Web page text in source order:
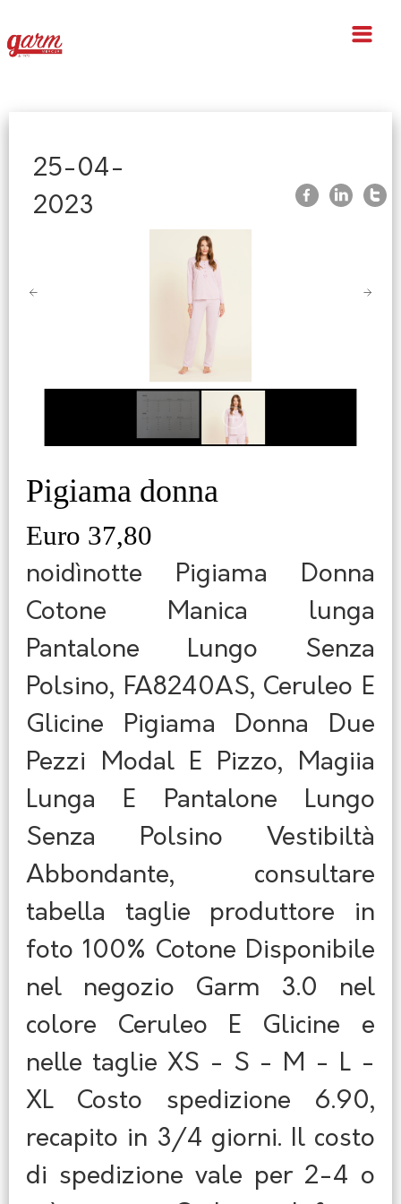
25-04-
2023
Pigiama donna
Euro 37,80
noidìnotte Pigiama Donna
Cotone Manica lunga
Pantalone Lungo Senza
Polsino, FA8240AS, Ceruleo E
Glicine Pigiama Donna Due
Pezzi Modal E Pizzo, Magiia
Lunga E Pantalone Lungo
Senza Polsino Vestibiltà
Abbondante, consultare
tabella taglie produttore in
foto 100% Cotone Disponibile
nel negozio Garm 3.0 nel
colore Ceruleo E Glicine e
nelle taglie XS - S - M - L -
XL Costo spedizione 6.90,
recapito in 3/4 giorni. Il costo
di spedizione vale per 2-4 o